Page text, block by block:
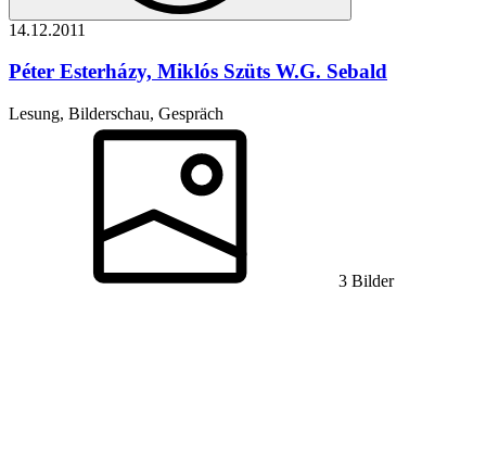
14.12.2011
Péter Esterházy, Miklós Szüts W.G. Sebald
Lesung, Bilderschau, Gespräch
3 Bilder